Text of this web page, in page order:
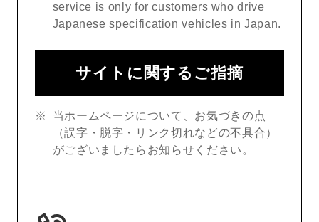
service is only for customers who drive
Japanese specification vehicles in Japan.
サイトに関するご指摘
当ホームページについて、お気づきの点
（誤字・脱字・リンク切れなどの不具合）
がございましたらお知らせください。